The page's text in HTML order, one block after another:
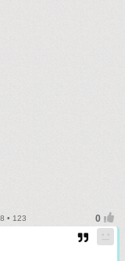
• 123